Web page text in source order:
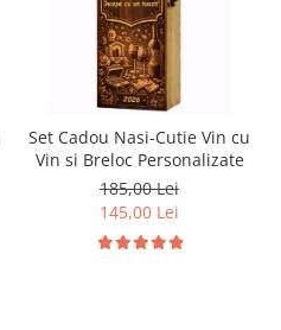
Set Cadou Nasi-Cutie Vin cu
Vin si Breloc Personalizate
185,00 Lei
145,00 Lei